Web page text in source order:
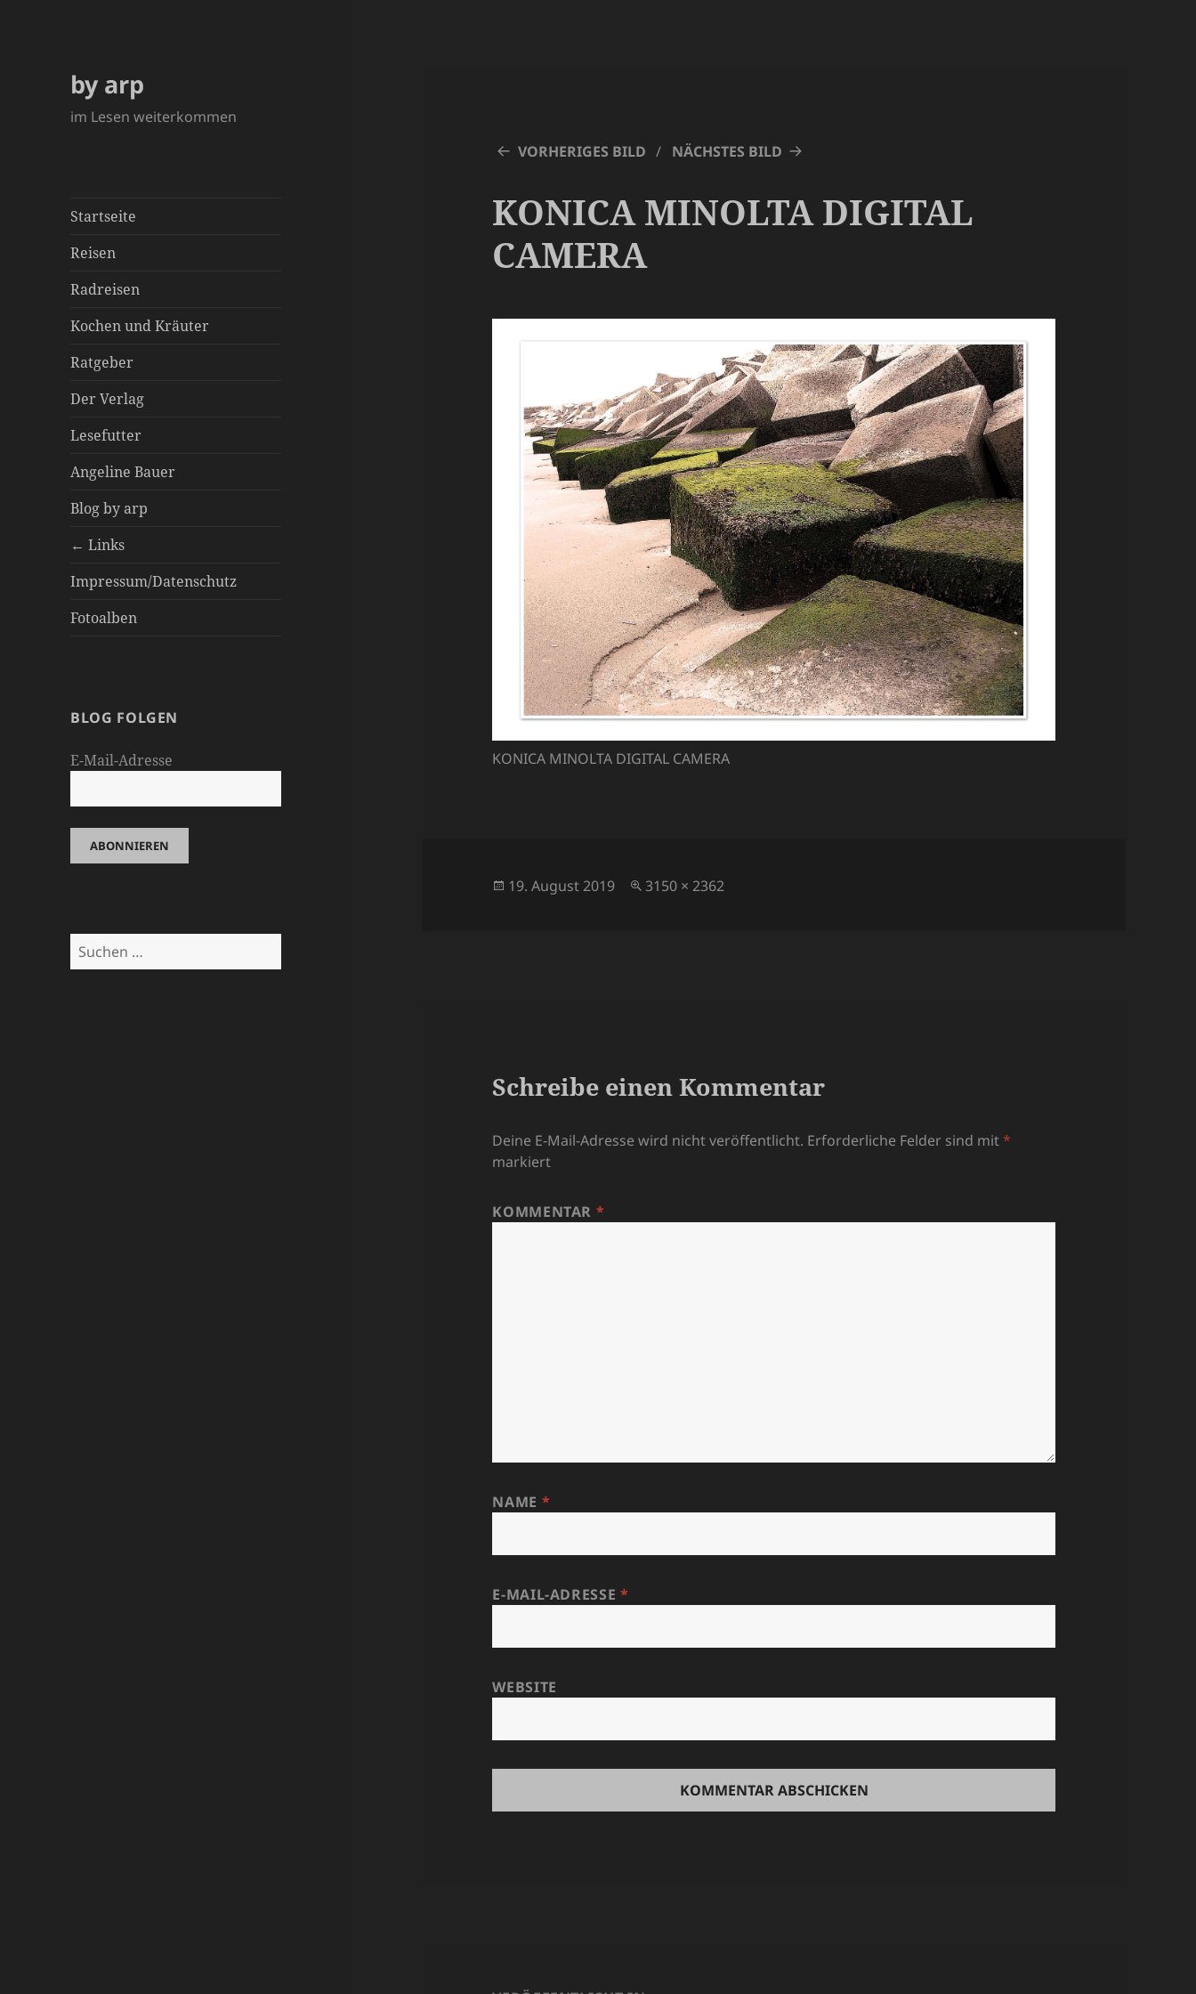
by arp
im Lesen weiterkommen
Startseite
Reisen
Radreisen
Kochen und Kräuter
Ratgeber
Der Verlag
Lesefutter
Angeline Bauer
Blog by arp
← Links
Impressum/Datenschutz
Fotoalben
BLOG FOLGEN
E-Mail-Adresse
Suchen
nach:
VORHERIGES BILD NÄCHSTES BILD
KONICA MINOLTA DIGITAL
CAMERA
KONICA MINOLTA DIGITAL CAMERA
Veröffentlicht
19. August 2019
Volle
3150 × 2362
Schreibe einen Kommentar
Deine E-Mail-Adresse wird nicht veröffentlicht. Erforderliche Felder sind mit*
markiert
KOMMENTAR *
NAME *
E-MAIL-ADRESSE *
WEBSITE